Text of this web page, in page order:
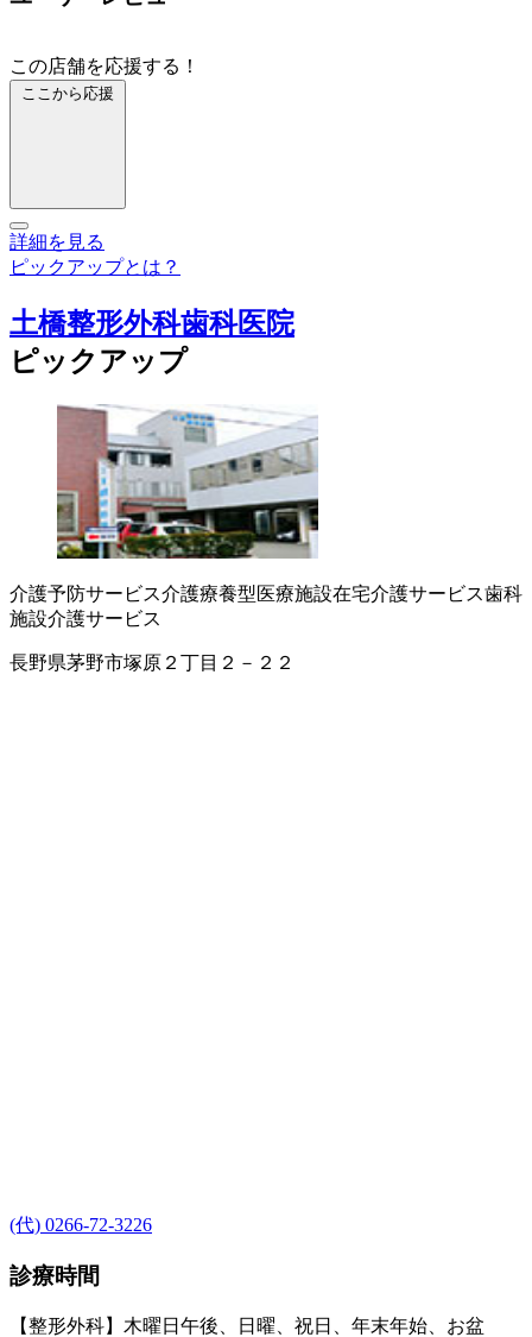
この店舗を応援する！
ここから応援
詳細を見る
ピックアップとは？
土橋整形外科歯科医院
ピックアップ
介護予防サービス介護療養型医療施設在宅介護サービス歯科
施設介護サービス
長野県茅野市塚原２丁目２－２２
(代) 0266-72-3226
診療時間
【整形外科】木曜日午後、日曜、祝日、年末年始、お盆